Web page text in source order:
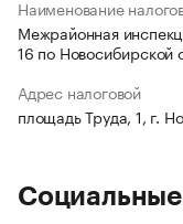
Наименование
Межрайонная
16 по Новосибирской
Адрес налоговой
площадь Труда, 1, г.